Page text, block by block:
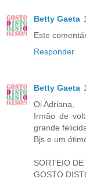
Betty Gaeta
Este
Responder
Betty Gaeta
Oi Adriana,
Irmão de
grande
Bjs e um
SORTEIO DE
GOSTO